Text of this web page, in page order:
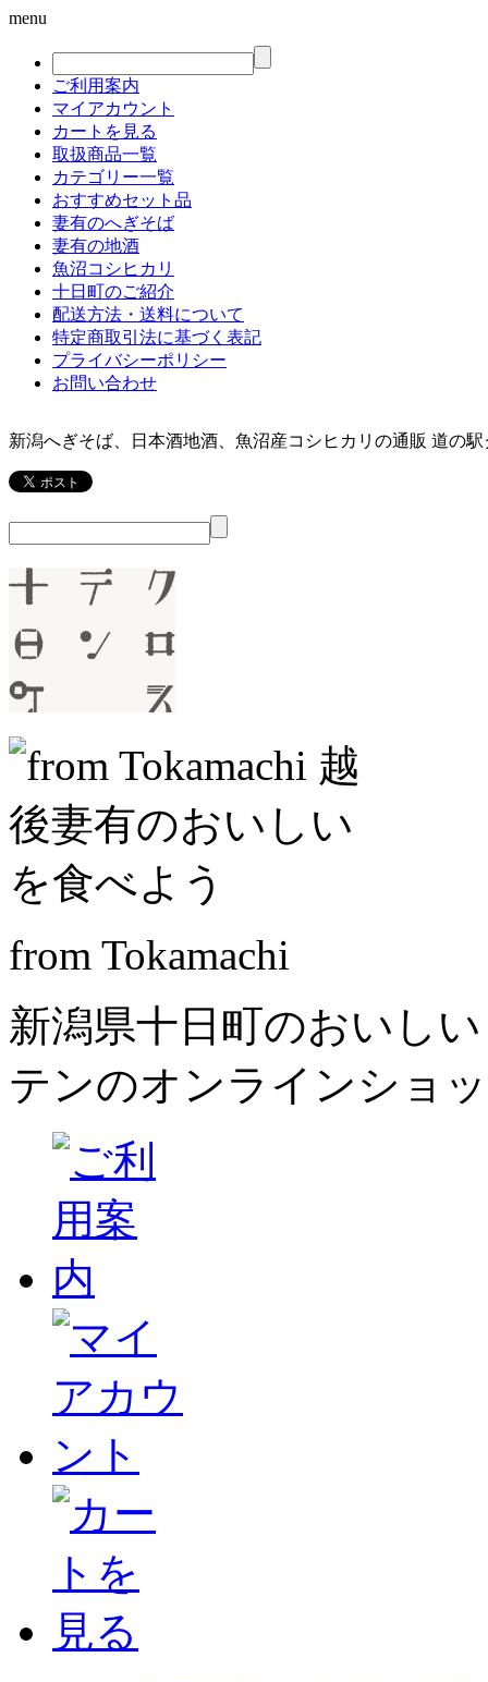
menu
ご利用案内
マイアカウント
カートを見る
取扱商品一覧
カテゴリー一覧
おすすめセット品
妻有のへぎそば
妻有の地酒
魚沼コシヒカリ
十日町のご紹介
配送方法・送料について
特定商取引法に基づく表記
プライバシーポリシー
お問い合わせ
新潟へぎそば、日本酒地酒、魚沼産コシヒカリの通販 道の
from Tokamachi
新潟県十日町のおいし
テンのオンラインショ